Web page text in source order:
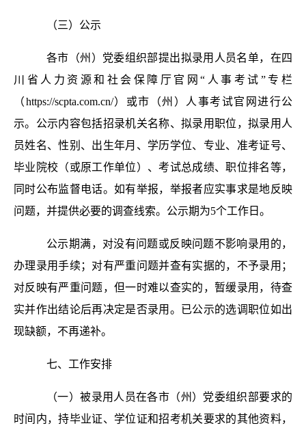
（三）公示
各市（州）党委组织部提出拟录用人员名单，在四
川省人力资源和社会保障厅官网“人事考试”专栏
（https://scpta.com.cn/）或市（州）人事考试官网进行公
示。公示内容包括招录机关名称、拟录用职位，拟录用人
员姓名、性别、出生年月、学历学位、专业、准考证号、
毕业院校（或原工作单位）、考试总成绩、职位排名等，
同时公布监督电话。如有举报，举报者应实事求是地反映
问题，并提供必要的调查线索。公示期为5个工作日。
公示期满，对没有问题或反映问题不影响录用的，
办理录用手续；对有严重问题并查有实据的，不予录用；
对反映有严重问题，但一时难以查实的，暂缓录用，待查
实并作出结论后再决定是否录用。已公示的选调职位如出
现缺额，不再递补。
七、工作安排
（一）被录用人员在各市（州）党委组织部要求的
时间内，持毕业证、学位证和招考机关要求的其他资料，